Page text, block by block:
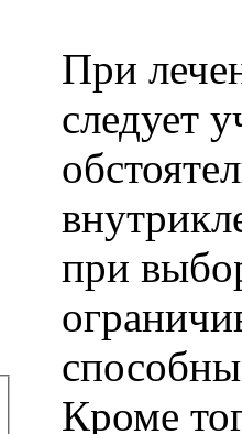
При
следует
при
Кроме